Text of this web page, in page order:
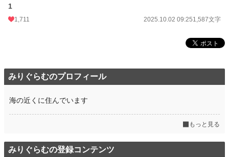
更新日時
月間ポイント 7,050 pt (6,174 位)
年間ポイント 227,859 pt (2,708 位)
累計ポイント 228,425 pt (18,355 位)
1
1,711 2025.10.02 09:251,587文字
みりぐらむのプロフィール
海の近くに住んでいます
もっと見る
みりぐらむの登録コンテンツ